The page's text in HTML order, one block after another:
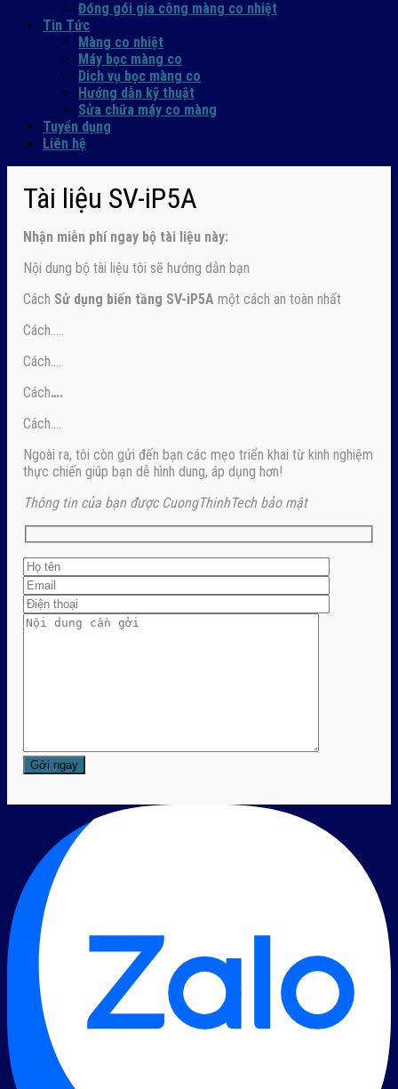
Đóng gói gia công màng co nhiệt
Tin Tức
Màng co nhiệt
Máy bọc màng co
Dich vụ bọc màng co
Hướng dẫn kỹ thuật
Sửa chữa máy co màng
Tuyển dụng
Liên hệ
Tài liệu SV-iP5A
Nhận miễn phí ngay bộ tài liệu này:
Nội dung bộ tài liệu tôi sẽ hướng dẫn bạn
Cách Sử dụng biến tầng SV-iP5A một cách an toàn nhất
Cách…..
Cách….
Cách….
Cách….
Ngoài ra, tôi còn gửi đến bạn các mẹo triển khai từ kinh nghiệm
thực chiến giúp bạn dễ hình dung, áp dụng hơn!
Thông tin của bạn được CuongThinhTech bảo mật